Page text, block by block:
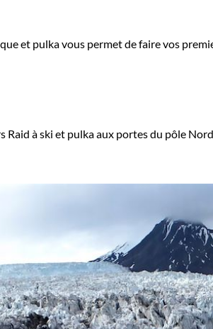
et pulka vous permet de faire vos
Raid à ski et pulka aux portes du pôle Nord